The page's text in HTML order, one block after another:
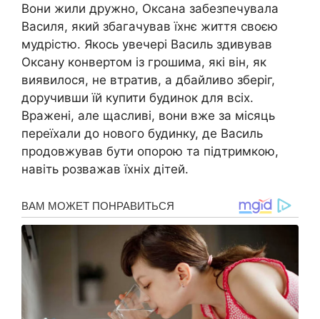
Вони жили дружно, Оксана забезпечувала
Василя, який збагачував їхнє життя своєю
мудрістю. Якось увечері Василь здивував
Оксану конвертом із грошима, які він, як
виявилося, не втратив, а дбайливо зберіг,
доручивши їй купити будинок для всіх.
Вражені, але щасливі, вони вже за місяць
переїхали до нового будинку, де Василь
продовжував бути опорою та підтримкою,
навіть розважав їхніх дітей.